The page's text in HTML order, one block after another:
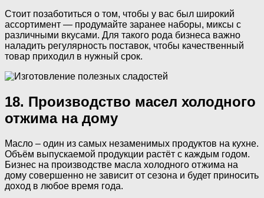
Стоит позаботиться о том, чтобы у вас был широкий
ассортимент — продумайте заранее наборы, миксы с
различными вкусами. Для такого рода бизнеса важно
наладить регулярность поставок, чтобы качественный
товар приходил в нужный срок.
18. Производство масел холодного
отжима на дому
Масло – один из самых незаменимых продуктов на кухне.
Объём выпускаемой продукции растёт с каждым годом.
Бизнес на производстве масла холодного отжима на
дому совершенно не зависит от сезона и будет приносить
доход в любое время года.